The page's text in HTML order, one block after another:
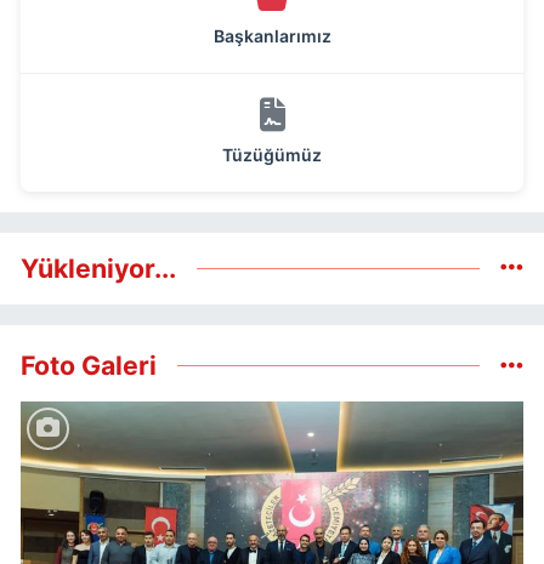
Başkanlarımız
Tüzüğümüz
Yükleniyor...
Foto Galeri